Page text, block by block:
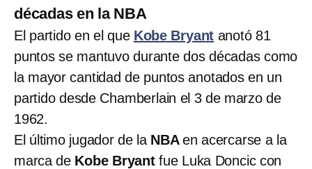
décadas en la NBA
El partido en el que Kobe Bryant anotó 81
puntos se mantuvo durante dos décadas como
la mayor cantidad de puntos anotados en un
partido desde Chamberlain el 3 de marzo de
1962.
El último jugador de la NBAen acercarse a la
marca de Kobe Bryantfue Luka Doncic con